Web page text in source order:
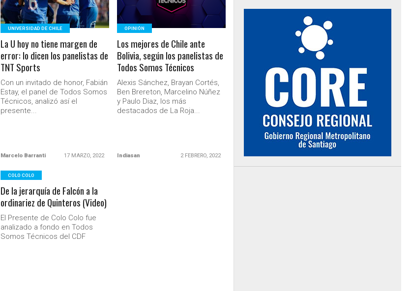
UNIVERSIDAD DE CHILE
La U hoy no tiene margen de
error: lo dicen los panelistas de
TNT Sports
Con un invitado de honor, Fabián
Estay, el panel de Todos Somos
Técnicos, analizó así el
presente...
Marcelo Barranti 17 MARZO, 2022
OPINIÓN
Los mejores de Chile ante
Bolivia, según los panelistas de
Todos Somos Técnicos
Alexis Sánchez, Brayan Cortés,
Ben Brereton, Marcelino Núñez
y Paulo Diaz, los más
destacados de La Roja...
Indiasan 2 FEBRERO, 2022
COLO COLO
De la jerarquía de Falcón a la
ordinariez de Quinteros (Video)
El Presente de Colo Colo fue
analizado a fondo en Todos
Somos Técnicos del CDF
Ministerio Secretaría General de Gobierno